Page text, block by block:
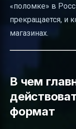
«поломке» в
прекращается, и
магазинах.
В чем
формат